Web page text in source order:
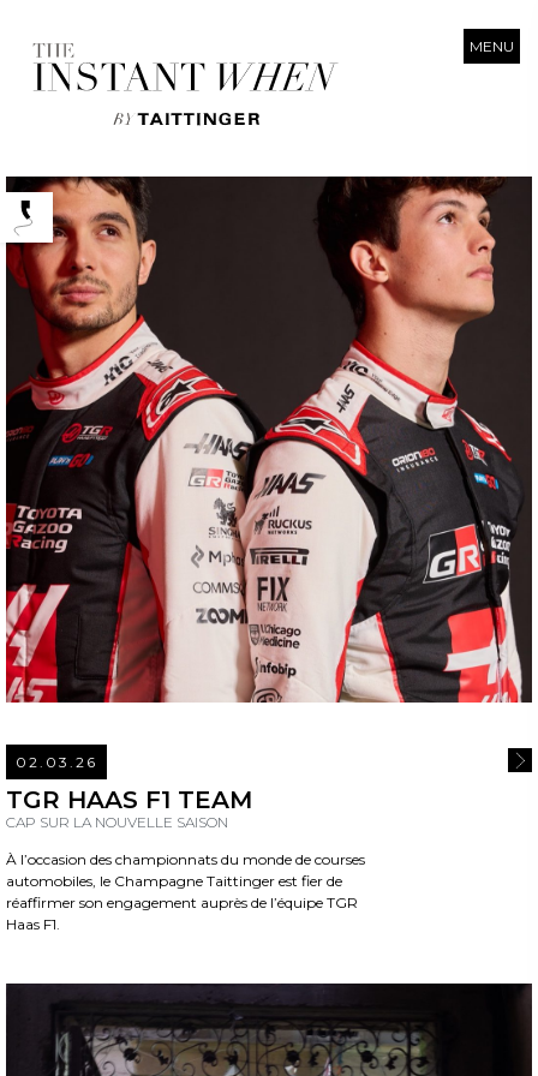
MENU
Podcasts
02.03.26
TGR HAAS F1 TEAM
CAP SUR LA NOUVELLE SAISON
À l’occasion des championnats du monde de courses
automobiles, le Champagne Taittinger est fier de
réaffirmer son engagement auprès de l’équipe TGR
Haas F1.